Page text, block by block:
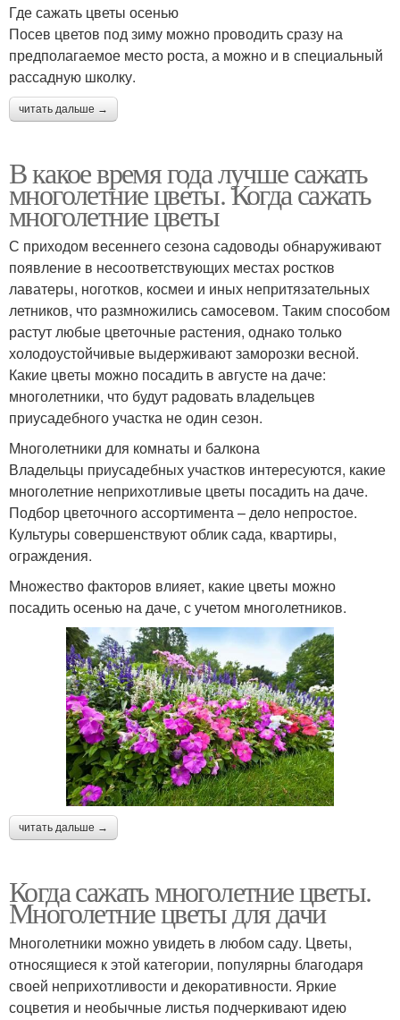
Где сажать цветы осенью
Посев цветов под зиму можно проводить сразу на
предполагаемое место роста, а можно и в специальный
рассадную школку.
читать дальше →
В какое время года лучше сажать
многолетние цветы. Когда сажать
многолетние цветы
С приходом весеннего сезона садоводы обнаруживают
появление в несоответствующих местах ростков
лаватеры, ноготков, космеи и иных непритязательных
летников, что размножились самосевом. Таким способом
растут любые цветочные растения, однако только
холодоустойчивые выдерживают заморозки весной.
Какие цветы можно посадить в августе на даче:
многолетники, что будут радовать владельцев
приусадебного участка не один сезон.
Многолетники для комнаты и балкона
Владельцы приусадебных участков интересуются, какие
многолетние неприхотливые цветы посадить на даче.
Подбор цветочного ассортимента – дело непростое.
Культуры совершенствуют облик сада, квартиры,
ограждения.
Множество факторов влияет, какие цветы можно
посадить осенью на даче, с учетом многолетников.
читать дальше →
Когда сажать многолетние цветы.
Многолетние цветы для дачи
Многолетники можно увидеть в любом саду. Цветы,
относящиеся к этой категории, популярны благодаря
своей неприхотливости и декоративности. Яркие
соцветия и необычные листья подчеркивают идею